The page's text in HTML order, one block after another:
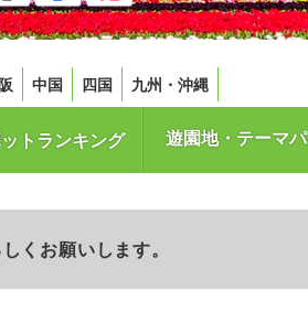
中国 四国 九州・沖縄
トランキング 遊園地・テーマ
くお願いします。